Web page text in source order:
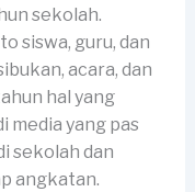
sekolah.
siswa, guru, dan
acara, dan
hal yang
media yang pas
sekolah dan
angkatan.